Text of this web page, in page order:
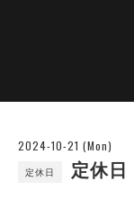
2024-10-21 (Mon)
定休日 定休日